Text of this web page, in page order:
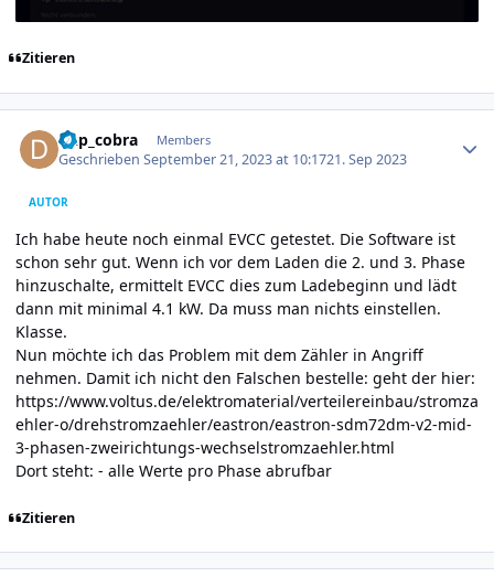
Zitieren
dkp_cobra Members
GeschriebenSeptember 21, 2023 at 10:1721. Sep 2023
AUTOR
Ich habe heute noch einmal EVCC getestet. Die Software ist
schon sehr gut. Wenn ich vor dem Laden die 2. und 3. Phase
hinzuschalte, ermittelt EVCC dies zum Ladebeginn und lädt
dann mit minimal 4.1 kW. Da muss man nichts einstellen.
Klasse.
Nun möchte ich das Problem mit dem Zähler in Angriff
nehmen. Damit ich nicht den Falschen bestelle: geht der hier:
https://www.voltus.de/elektromaterial/verteilereinbau/stromza
ehler-o/drehstromzaehler/eastron/eastron-sdm72dm-v2-mid-
3-phasen-zweirichtungs-wechselstromzaehler.html
Dort steht: - alle Werte pro Phase abrufbar
Zitieren